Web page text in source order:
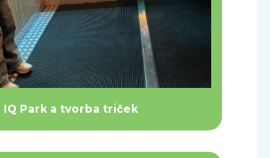
IQ Park a tvorba triček